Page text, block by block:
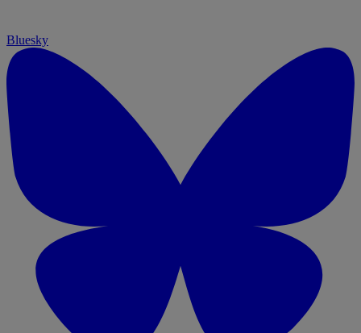
Bluesky